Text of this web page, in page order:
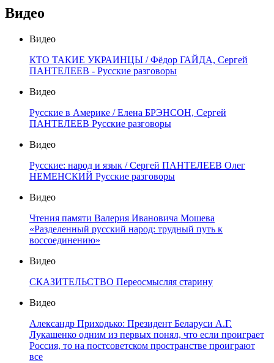
Видео
Видео
КТО ТАКИЕ УКРАИНЦЫ / Фёдор ГАЙДА, Сергей
ПАНТЕЛЕЕВ - Русские разговоры
Видео
Русские в Америке / Елена БРЭНСОН, Сергей
ПАНТЕЛЕЕВ Русские разговоры
Видео
Русские: народ и язык / Сергей ПАНТЕЛЕЕВ Олег
НЕМЕНСКИЙ Русские разговоры
Видео
Чтения памяти Валерия Ивановича Мошева
«Разделенный русский народ: трудный путь к
воссоединению»
Видео
СКАЗИТЕЛЬСТВО Переосмысляя старину
Видео
Александр Приходько: Президент Беларуси А.Г.
Лукашенко одним из первых понял, что если проиграет
Россия, то на постсоветском пространстве проиграют
все